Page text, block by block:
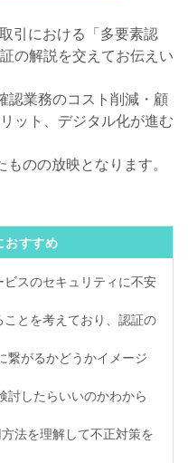
引における「多要素認
の解説を交えてお伝えい
認業務のコスト削減・顧
ット、デジタル化が進む
のの放映となります。
おすすめ
ビスのセキュリティに不安
ことを考えており、認証の
繋がるかどうかイメージ
討したらいいのかわから
法を理解して不正対策を